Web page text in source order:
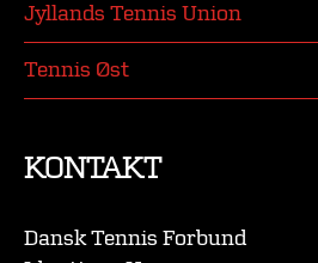
Jyllands Tennis Union
Tennis Øst
KONTAKT
Dansk Tennis Forbund